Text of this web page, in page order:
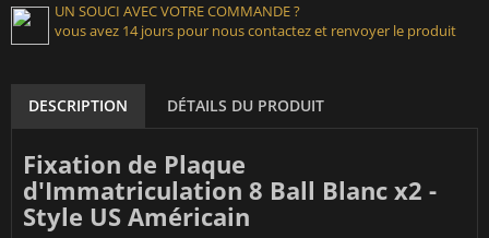
UN SOUCI AVEC VOTRE COMMANDE ?
vous avez 14 jours pour nous contactez et renvoyer le produit
DESCRIPTION DÉTAILS DU PRODUIT
Fixation de Plaque
d'Immatriculation 8 Ball Blanc x2 -
Style US Américain